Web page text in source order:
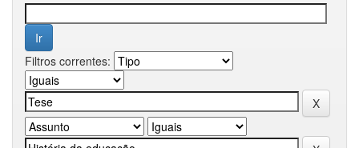
Filtros correntes: